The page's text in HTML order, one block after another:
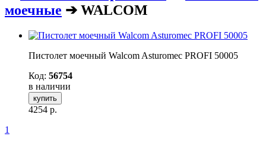
моечные ➔ WALCOM
Пистолет моечный Walcom Asturomec PROFI 50005
Код: 56754
в наличии
купить
4254 р.
1